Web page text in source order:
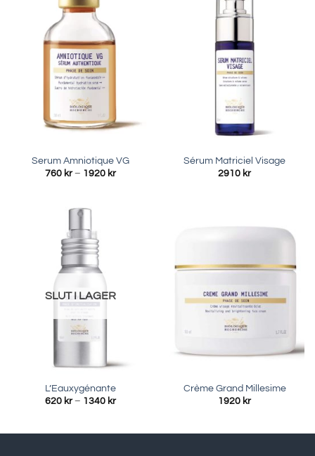
Serum Amniotique VG
760 kr – 1920 krPrisintervall:
Sérum Matriciel Visage
2910 kr
SLUT I LAGER
L’Eauxygénante
620 kr – 1340 krPrisintervall:
Crème Grand Millesime
1920 kr